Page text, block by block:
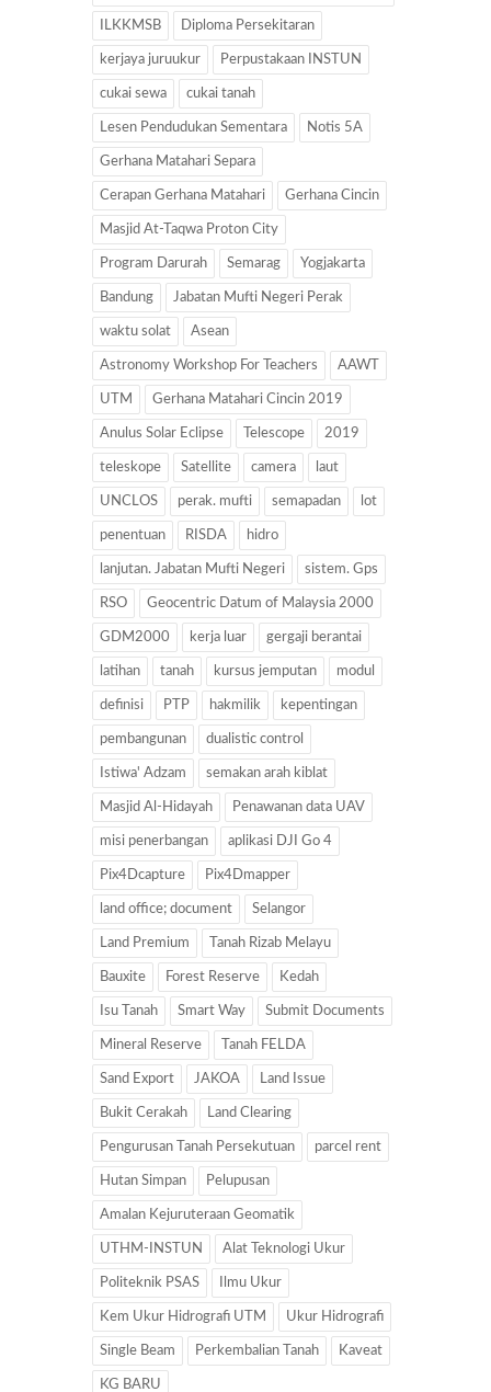
ILKKMSB Diploma Persekitaran
kerjaya juruukur Perpustakaan INSTUN
cukai sewa cukai tanah
Lesen Pendudukan Sementara Notis 5A
Gerhana Matahari Separa
Cerapan Gerhana Matahari Gerhana Cincin
Masjid At-Taqwa Proton City
Program Darurah Semarag Yogjakarta
Bandung Jabatan Mufti Negeri Perak
waktu solat Asean
Astronomy Workshop For Teachers AAWT
UTM Gerhana Matahari Cincin 2019
Anulus Solar Eclipse Telescope 2019
teleskope Satellite camera laut
UNCLOS perak. mufti semapadan lot
penentuan RISDA hidro
lanjutan. Jabatan Mufti Negeri sistem. Gps
RSO Geocentric Datum of Malaysia 2000
GDM2000 kerja luar gergaji berantai
latihan tanah kursus jemputan modul
definisi PTP hakmilik kepentingan
pembangunan dualistic control
Istiwa' Adzam semakan arah kiblat
Masjid Al-Hidayah Penawanan data UAV
misi penerbangan aplikasi DJI Go 4
Pix4Dcapture Pix4Dmapper
land office; document Selangor
Land Premium Tanah Rizab Melayu
Bauxite Forest Reserve Kedah
Isu Tanah Smart Way Submit Documents
Mineral Reserve Tanah FELDA
Sand Export JAKOA Land Issue
Bukit Cerakah Land Clearing
Pengurusan Tanah Persekutuan parcel rent
Hutan Simpan Pelupusan
Amalan Kejuruteraan Geomatik
UTHM-INSTUN Alat Teknologi Ukur
Politeknik PSAS Ilmu Ukur
Kem Ukur Hidrografi UTM Ukur Hidrografi
Single Beam Perkembalian Tanah Kaveat
KG BARU